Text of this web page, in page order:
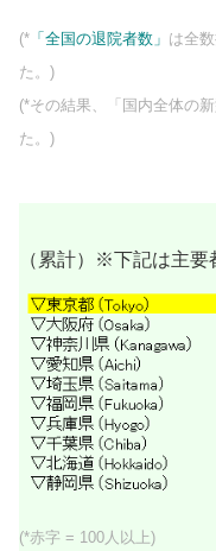
(* 「全国の退院者数」 は全
た。)
(*その結果、「国内全体の
た。)
（累計）※下記は主要
(*赤字 = 100人以上)